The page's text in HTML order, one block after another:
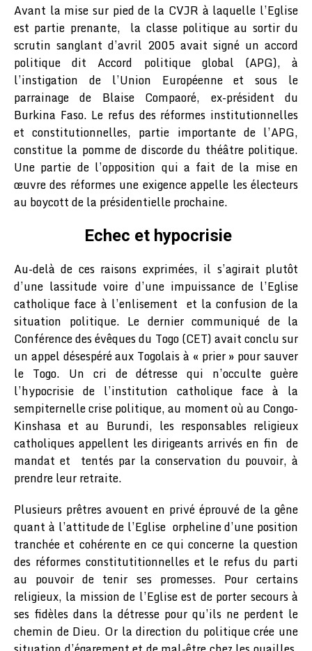
Avant la mise sur pied de la CVJR à laquelle l’Eglise
est partie prenante, la classe politique au sortir du
scrutin sanglant d’avril 2005 avait signé un accord
politique dit Accord politique global (APG), à
l’instigation de l’Union Européenne et sous le
parrainage de Blaise Compaoré, ex-président du
Burkina Faso. Le refus des réformes institutionnelles
et constitutionnelles, partie importante de l’APG,
constitue la pomme de discorde du théâtre politique.
Une partie de l’opposition qui a fait de la mise en
œuvre des réformes une exigence appelle les électeurs
au boycott de la présidentielle prochaine.
Echec et hypocrisie
Au-delà de ces raisons exprimées, il s’agirait plutôt
d’une lassitude voire d’une impuissance de l’Eglise
catholique face à l’enlisement et la confusion de la
situation politique. Le dernier communiqué de la
Conférence des évêques du Togo (CET) avait conclu sur
un appel désespéré aux Togolais à « prier » pour sauver
le Togo. Un cri de détresse qui n’occulte guère
l’hypocrisie de l’institution catholique face à la
sempiternelle crise politique, au moment où au Congo-
Kinshasa et au Burundi, les responsables religieux
catholiques appellent les dirigeants arrivés en fin de
mandat et tentés par la conservation du pouvoir, à
prendre leur retraite.
Plusieurs prêtres avouent en privé éprouvé de la gêne
quant à l’attitude de l’Eglise orpheline d’une position
tranchée et cohérente en ce qui concerne la question
des réformes constitutitionnelles et le refus du parti
au pouvoir de tenir ses promesses. Pour certains
religieux, la mission de l’Eglise est de porter secours à
ses fidèles dans la détresse pour qu’ils ne perdent le
chemin de Dieu. Or la direction du politique crée une